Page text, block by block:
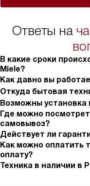
Ответы на
В какие сроки
Miele?
Как давно вы
Откуда бытовая
Возможны установка
Где можно
самовывоз?
Действует ли
Как можно оплатить
оплату?
Техника в наличии в